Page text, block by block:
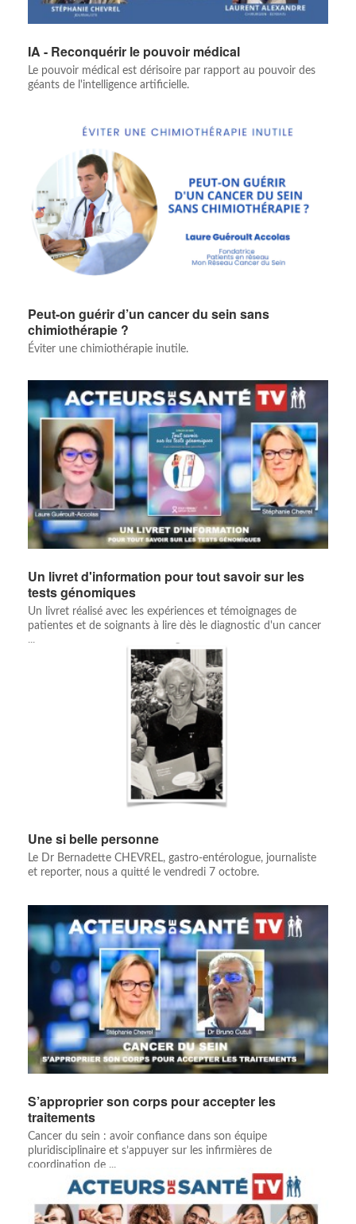
IA - Reconquérir le pouvoir médical
Le pouvoir médical est dérisoire par rapport au pouvoir des
géants de l'intelligence artificielle.
Peut-on guérir d’un cancer du sein sans
chimiothérapie ?
Éviter une chimiothérapie inutile.
Un livret d'information pour tout savoir sur les
tests génomiques
Un livret réalisé avec les expériences et témoignages de
patientes et de soignants à lire dès le diagnostic d'un cancer
...
Une si belle personne
Le Dr Bernadette CHEVREL, gastro-entérologue, journaliste
et reporter, nous a quitté le vendredi 7 octobre.
S’approprier son corps pour accepter les
traitements
Cancer du sein : avoir confiance dans son équipe
pluridisciplinaire et s’appuyer sur les infirmières de
coordination de ...